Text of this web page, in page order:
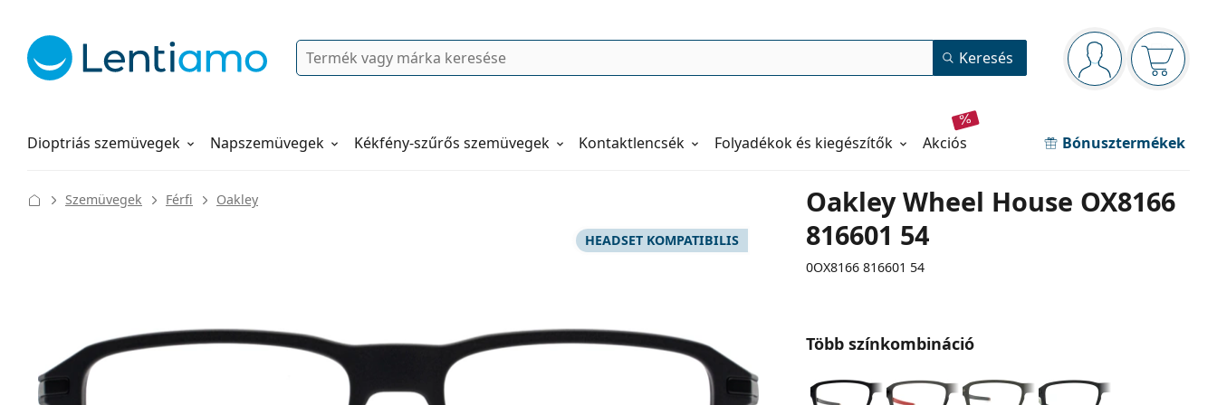
Navigációs panel
Bejelentkezve
Kosara
Keresés Keresés
Kontaktlencsék
Folyadékok
Dioptriás szemüvegek Napszemüvegek Kékfény-szűrős szemüvegek Folyadékok és kiegészítők akciós Bónusztermékek
Hogyan rendeljen
Oakley Wheel House OX8166
816601 54
0OX8166 816601 54
Szemüvegek Férfi Oakley
HEADSET KOMPATIBILIS
Több színkombináció